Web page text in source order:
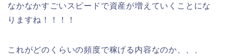
なかなかすごいスピードで資産が増えていくことにな
りますね！！！！
これがどのくらいの頻度で稼げる内容なのか、、、